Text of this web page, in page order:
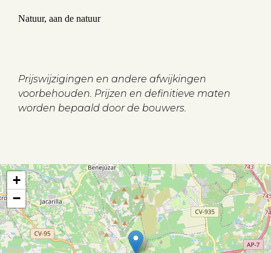
Natuur, aan de natuur
Prijswijzigingen en andere afwijkingen
voorbehouden. Prijzen en definitieve maten
worden bepaald door de bouwers.
+
−